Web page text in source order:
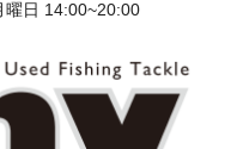
曜日 14:00~20:00